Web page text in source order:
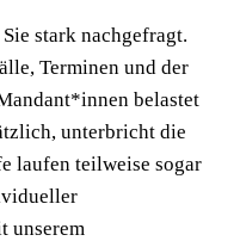
stark nachgefragt.
Terminen und der
belastet
unterbricht die
laufen teilweise sogar
unserem